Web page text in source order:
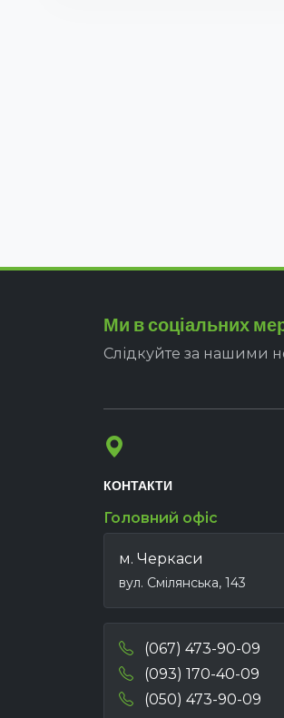
Ми в соціальних
Слідкуйте за нашими
КОНТАКТИ
Головний офіс
м. Черкаси
вул. Смілянська, 143
(067) 473-90-09
(093) 170-40-09
(050) 473-90-09